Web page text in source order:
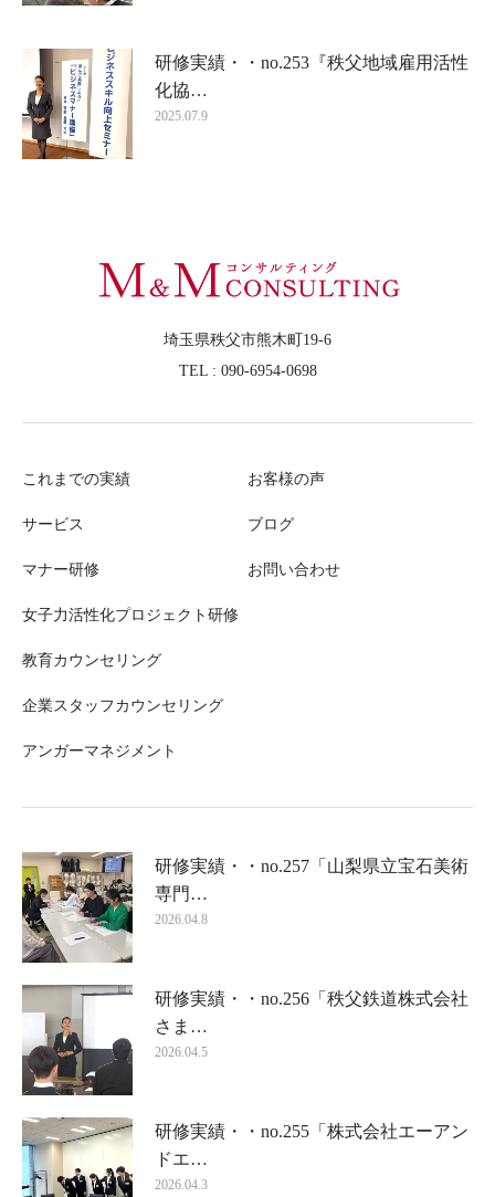
研修実績・・no.253『秩父地域雇用活性
化協…
2025.07.9
埼玉県秩父市熊木町19-6
TEL : 090-6954-0698
これまでの実績
サービス
マナー研修
女子力活性化プロジェクト研修
教育カウンセリング
企業スタッフカウンセリング
アンガーマネジメント
お客様の声
ブログ
お問い合わせ
研修実績・・no.257「山梨県立宝石美術
専門…
2026.04.8
研修実績・・no.256「秩父鉄道株式会社
さま…
2026.04.5
研修実績・・no.255「株式会社エーアン
ドエ…
2026.04.3